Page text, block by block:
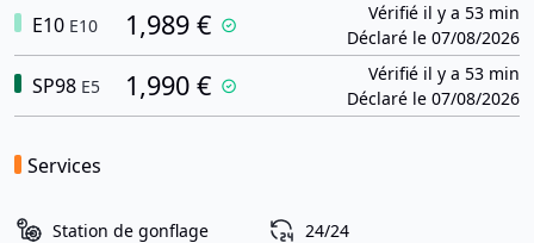
E10 E10 1,989 €
Vérifié il y a 53 min
Déclaré le 07/08/2026
SP98 E5 1,990 €
Vérifié il y a 53 min
Déclaré le 07/08/2026
Services
Station de gonflage 24/24